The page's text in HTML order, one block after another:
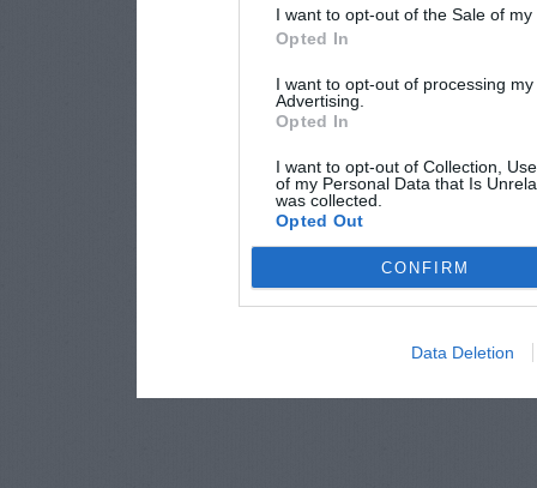
I want to opt-out of the Sale of
Opted In
I want to opt-out of processing
Advertising.
Opted In
I want to opt-out of Collection,
of my Personal Data that Is
was collected.
Opted Out
CONFIRM
Data Deletion